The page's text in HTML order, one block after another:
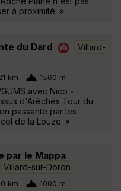
à proximité. »
du Dard
Villard-
km 1560 m
avec Nico -
d'Arêches Tour du
passante par les
de la Louze. »
par le Mappa
Villard-sur-Doron
km 1000 m